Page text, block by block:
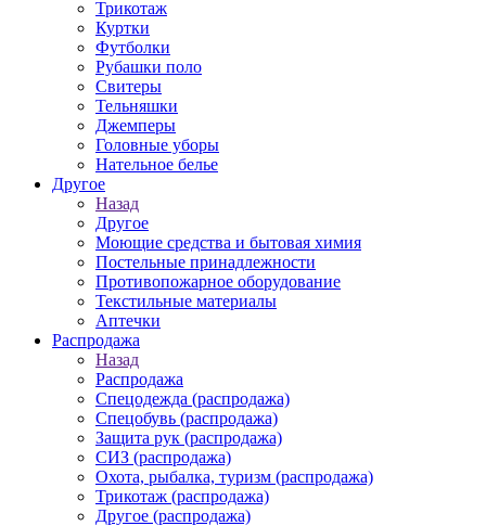
Трикотаж
Куртки
Футболки
Рубашки поло
Свитеры
Тельняшки
Джемперы
Головные уборы
Нательное белье
Другое
Назад
Другое
Моющие средства и бытовая химия
Постельные принадлежности
Противопожарное оборудование
Текстильные материалы
Аптечки
Распродажа
Назад
Распродажа
Спецодежда (распродажа)
Спецобувь (распродажа)
Защита рук (распродажа)
СИЗ (распродажа)
Охота, рыбалка, туризм (распродажа)
Трикотаж (распродажа)
Другое (распродажа)